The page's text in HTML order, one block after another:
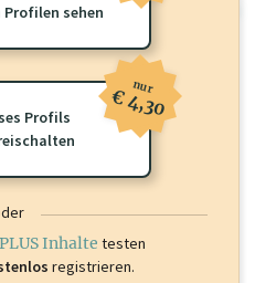
wirtschaft.at PLUS Inhalte
Schalten Sie dieses Profil frei
zu sehen.
sehen
Profils
nur
€ 4,30
Inhalte testen
registrieren.